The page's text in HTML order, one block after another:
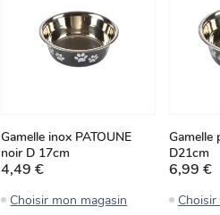
Gamelle inox PATOUNE
noir D 17cm
4,49 €
Choisir mon magasin
Gamelle
D21cm
6,99 €